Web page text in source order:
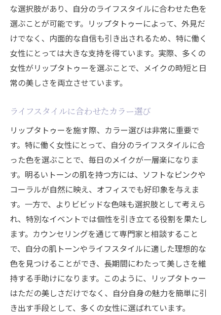
な選択肢があり、自分のライフスタイルに合わせた色を
選ぶことが可能です。リップタトゥーによって、外見だ
けでなく、内面的な自信も引き出されるため、特に働く
女性にとっては大きな支持を得ています。実際、多くの
女性がリップタトゥーを選ぶことで、メイクの時短と日
常の美しさを両立させています。
ライフスタイルに合わせたカラー選び
リップタトゥーを施す際、カラー選びは非常に重要で
す。特に働く女性にとって、自分のライフスタイルに合
った色を選ぶことで、毎日のメイクが一層楽になりま
す。明るいトーンの肌を持つ方には、ソフトなピンクや
コーラルが自然に映え、オフィスでも好印象を与えま
す。一方で、よりビビッドな色味も選択肢として考えら
れ、特別なイベントでは個性を引き立てる役割を果たし
ます。カウンセリングを通じて専門家と相談すること
で、自分の肌トーンやライフスタイルに適した理想的な
色を見つけることができ、長期間にわたって美しさを維
持する手助けになります。このように、リップタトゥー
はただの美しさだけでなく、自分自身の魅力を簡単に引
き出す手段として、多くの女性に選ばれています。